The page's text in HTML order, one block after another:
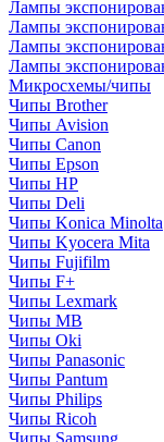
Лампы
Лампы
Лампы
Лампы
Микросхемы/чипы
Чипы Brother
Чипы Avision
Чипы Canon
Чипы Epson
Чипы HP
Чипы Deli
Чипы Konica Minolta
Чипы Kyocera Mita
Чипы Fujifilm
Чипы F+
Чипы Lexmark
Чипы MB
Чипы Oki
Чипы Panasonic
Чипы Pantum
Чипы Philips
Чипы Ricoh
Чипы Samsung